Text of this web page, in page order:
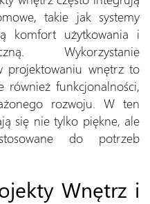
takie jak systemy
komfort użytkowania i
Wykorzystanie
projektowaniu wnętrz to
również funkcjonalności,
rozwoju. W ten
się nie tylko piękne, ale
do potrzeb
Wnętrz i